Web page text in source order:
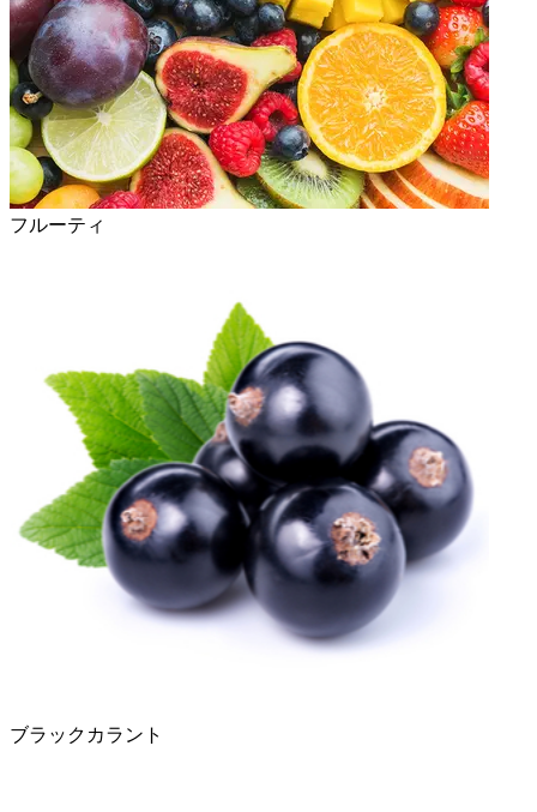
フルーティ
ブラックカラント